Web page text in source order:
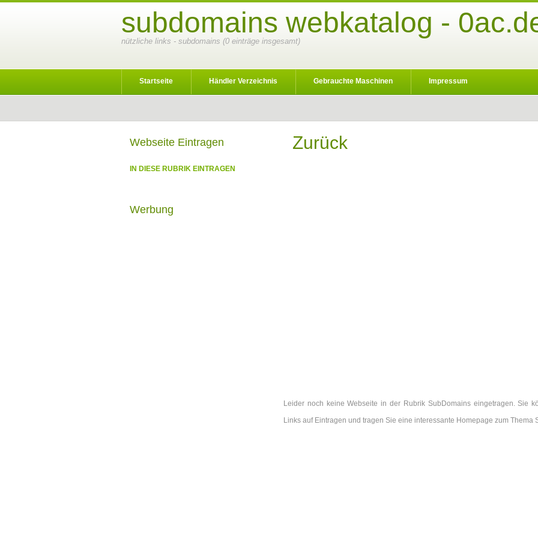
subdomains webkatalog -
nützliche links - subdomains (0 einträge insgesamt)
Startseite Händler Verzeichnis Gebrauchte Maschinen Impressum
Zurück
Leider noch keine Webseite in der Rubrik SubDomains eingetragen. Sie
Links auf Eintragen und tragen Sie eine interessante Homepage zum Thema
Webseite Eintragen
IN DIESE RUBRIK EINTRAGEN
Werbung